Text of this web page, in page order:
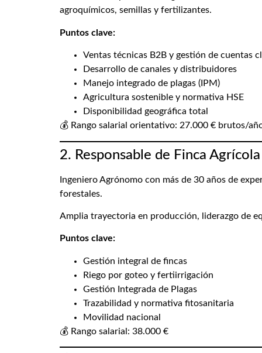
agroquímicos, semillas y fertilizantes.
Puntos clave:
Ventas técnicas B2B y gestión de cuentas
Desarrollo de canales y distribuidores
Manejo integrado de plagas (IPM)
Agricultura sostenible y normativa HSE
Disponibilidad geográfica total
💰 Rango salarial orientativo: 27.000 € brutos/
2. Responsable de Finca Agrícola
Ingeniero Agrónomo con más de 30 años de
forestales.
Amplia trayectoria en producción, liderazgo de
Puntos clave:
Gestión integral de fincas
Riego por goteo y fertiirrigación
Gestión Integrada de Plagas
Trazabilidad y normativa fitosanitaria
Movilidad nacional
💰 Rango salarial: 38.000 €